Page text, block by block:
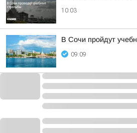
10:03
В Сочи пройдут
09:09